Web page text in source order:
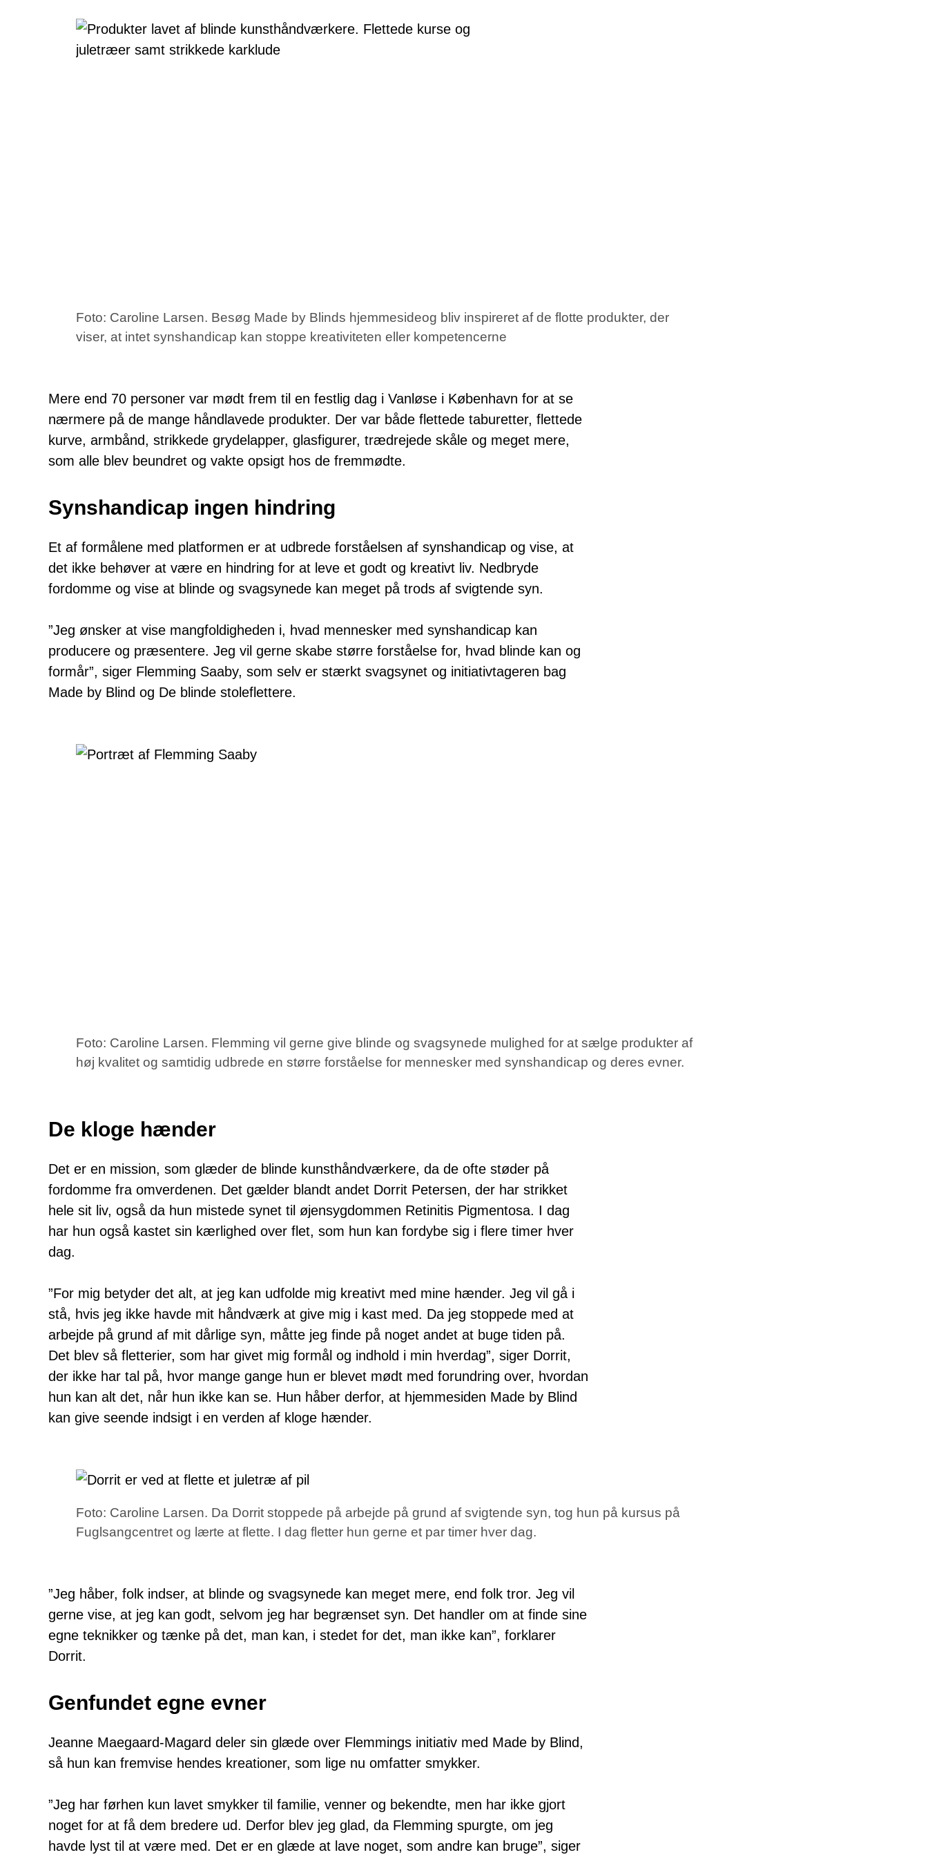
Foto: Caroline Larsen. Besøg Made by Blinds hjemmesideog bliv inspireret af de flotte produkter, der
viser, at intet synshandicap kan stoppe kreativiteten eller kompetencerne
Mere end 70 personer var mødt frem til en festlig dag i Vanløse i København for at se
nærmere på de mange håndlavede produkter. Der var både flettede taburetter, flettede
kurve, armbånd, strikkede grydelapper, glasfigurer, trædrejede skåle og meget mere,
som alle blev beundret og vakte opsigt hos de fremmødte.
Synshandicap ingen hindring
Et af formålene med platformen er at udbrede forståelsen af synshandicap og vise, at
det ikke behøver at være en hindring for at leve et godt og kreativt liv. Nedbryde
fordomme og vise at blinde og svagsynede kan meget på trods af svigtende syn.
”Jeg ønsker at vise mangfoldigheden i, hvad mennesker med synshandicap kan
producere og præsentere. Jeg vil gerne skabe større forståelse for, hvad blinde kan og
formår”, siger Flemming Saaby, som selv er stærkt svagsynet og initiativtageren bag
Made by Blind og De blinde stoleflettere.
Foto: Caroline Larsen. Flemming vil gerne give blinde og svagsynede mulighed for at sælge produkter af
høj kvalitet og samtidig udbrede en større forståelse for mennesker med synshandicap og deres evner.
De kloge hænder
Det er en mission, som glæder de blinde kunsthåndværkere, da de ofte støder på
fordomme fra omverdenen. Det gælder blandt andet Dorrit Petersen, der har strikket
hele sit liv, også da hun mistede synet til øjensygdommen Retinitis Pigmentosa. I dag
har hun også kastet sin kærlighed over flet, som hun kan fordybe sig i flere timer hver
dag.
”For mig betyder det alt, at jeg kan udfolde mig kreativt med mine hænder. Jeg vil gå i
stå, hvis jeg ikke havde mit håndværk at give mig i kast med. Da jeg stoppede med at
arbejde på grund af mit dårlige syn, måtte jeg finde på noget andet at buge tiden på.
Det blev så fletterier, som har givet mig formål og indhold i min hverdag”, siger Dorrit,
der ikke har tal på, hvor mange gange hun er blevet mødt med forundring over, hvordan
hun kan alt det, når hun ikke kan se. Hun håber derfor, at hjemmesiden Made by Blind
kan give seende indsigt i en verden af kloge hænder.
Foto: Caroline Larsen. Da Dorrit stoppede på arbejde på grund af svigtende syn, tog hun på kursus på
Fuglsangcentret og lærte at flette. I dag fletter hun gerne et par timer hver dag.
”Jeg håber, folk indser, at blinde og svagsynede kan meget mere, end folk tror. Jeg vil
gerne vise, at jeg kan godt, selvom jeg har begrænset syn. Det handler om at finde sine
egne teknikker og tænke på det, man kan, i stedet for det, man ikke kan”, forklarer
Dorrit.
Genfundet egne evner
Jeanne Maegaard-Magard deler sin glæde over Flemmings initiativ med Made by Blind,
så hun kan fremvise hendes kreationer, som lige nu omfatter smykker.
”Jeg har førhen kun lavet smykker til familie, venner og bekendte, men har ikke gjort
noget for at få dem bredere ud. Derfor blev jeg glad, da Flemming spurgte, om jeg
havde lyst til at være med. Det er en glæde at lave noget, som andre kan bruge”, siger